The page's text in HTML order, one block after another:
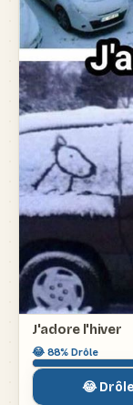
J'adore l'hiver
😂88% Drôle
😂 Drôle